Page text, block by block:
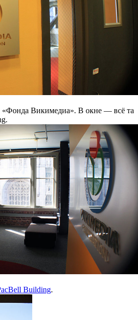
Викимедиа». В окне — всё та
Building.